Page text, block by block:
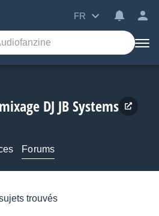
FR
DJ JB Systems
Forums
trouvés